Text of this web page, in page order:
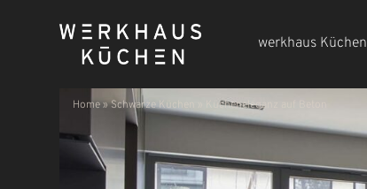
werkhaus Küchen
Home»Schwarze Küchen Kücheneleganz auf Beton